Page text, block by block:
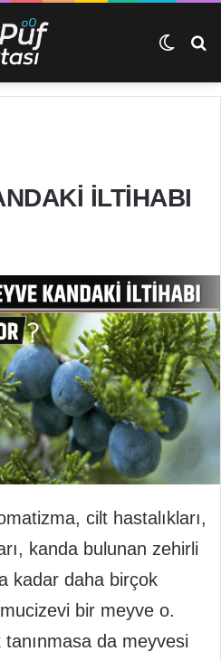
Dış
İLTİHABI
cilt hastalıkları,
kanda bulunan zehirli
kadar daha birçok
bir meyve o.
tanınmasa da meyvesi